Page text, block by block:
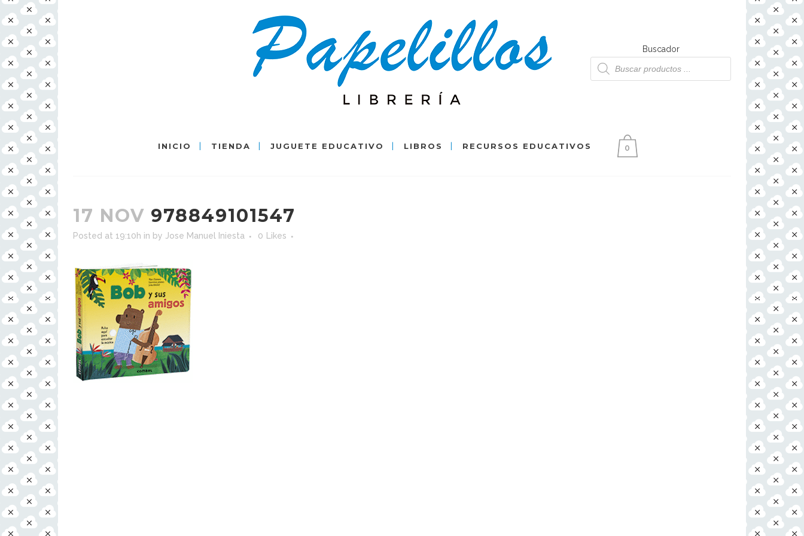
Buscador
Búsqueda
de
productos
INICIO TIENDA JUGUETE EDUCATIVO LIBROS RECURSOS EDUCATIVOS 0
17 NOV 978849101547
Posted at 19:10h in by Jose Manuel Iniesta 0 Likes